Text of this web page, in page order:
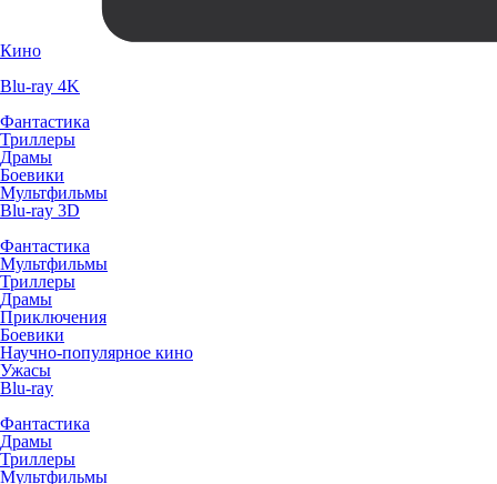
Кино
Blu-ray 4K
Фантастика
Триллеры
Драмы
Боевики
Мультфильмы
Blu-ray 3D
Фантастика
Мультфильмы
Триллеры
Драмы
Приключения
Боевики
Научно-популярное кино
Ужасы
Blu-ray
Фантастика
Драмы
Триллеры
Мультфильмы